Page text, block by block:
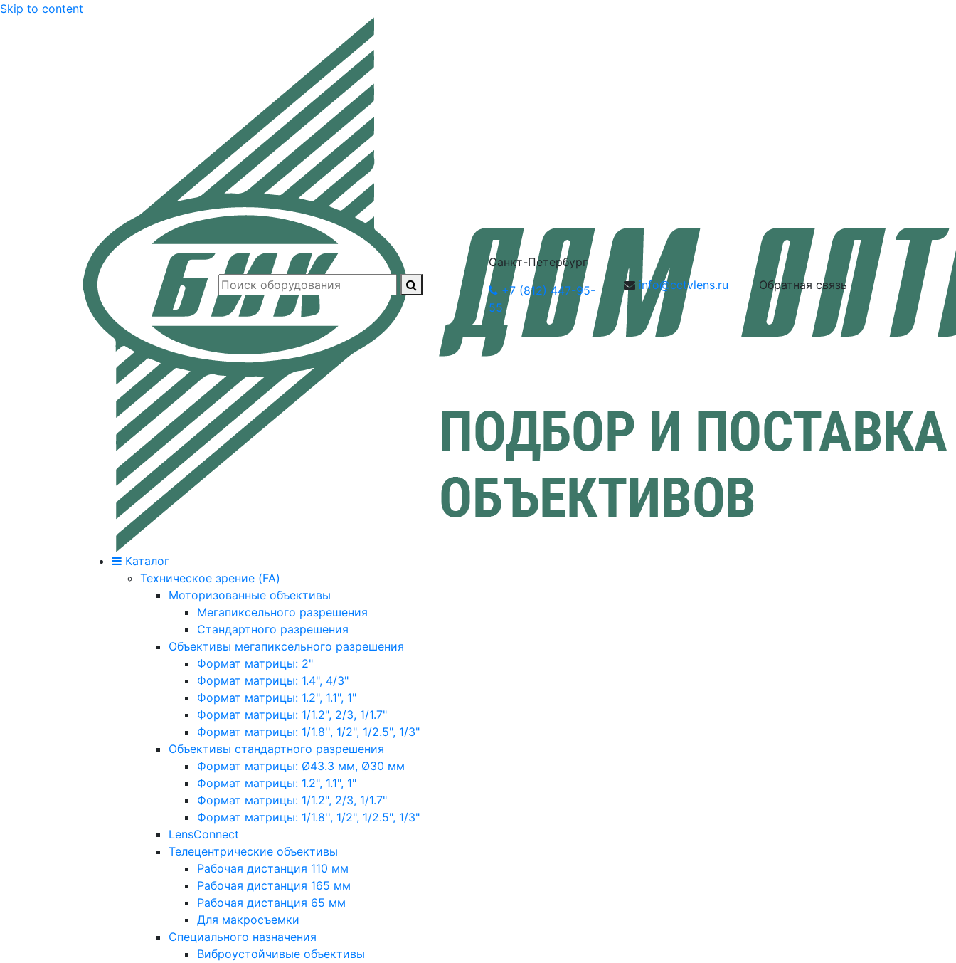
Skip to content
Санкт-Петербург
+7 (812) 447-95-
55
info@cctvlens.ru Обратная связь
Каталог
Техническое зрение (FA)
Моторизованные объективы
Мегапиксельного разрешения
Стандартного разрешения
Объективы мегапиксельного разрешения
Формат матрицы: 2"
Формат матрицы: 1.4", 4/3"
Формат матрицы: 1.2", 1.1", 1"
Формат матрицы: 1/1.2", 2/3, 1/1.7"
Формат матрицы: 1/1.8'', 1/2", 1/2.5", 1/3"
Объективы стандартного разрешения
Формат матрицы: Ø43.3 мм, Ø30 мм
Формат матрицы: 1.2", 1.1", 1"
Формат матрицы: 1/1.2", 2/3, 1/1.7"
Формат матрицы: 1/1.8'', 1/2", 1/2.5", 1/3"
LensConnect
Телецентрические объективы
Рабочая дистанция 110 мм
Рабочая дистанция 165 мм
Рабочая дистанция 65 мм
Для макросъемки
Специального назначения
Виброустойчивые объективы